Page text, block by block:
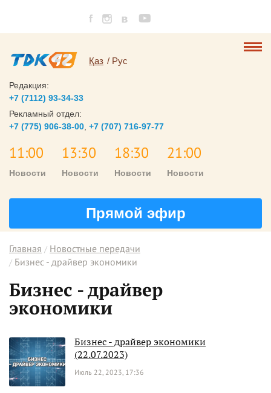
Қаз Рус
Редакция:
+7 (7112) 93-34-33
Рекламный отдел:
+7 (775) 906-38-00 +7 (707) 716-97-77
11:00
Новости
13:30
Новости
18:30
Новости
21:00
Новости
Прямой эфир
Главная
Новостные передачи
Бизнес - драйвер экономики
Бизнес - драйвер
экономики
Бизнес - драйвер экономики
(22.07.2023)
Июль 22, 2023, 17:36